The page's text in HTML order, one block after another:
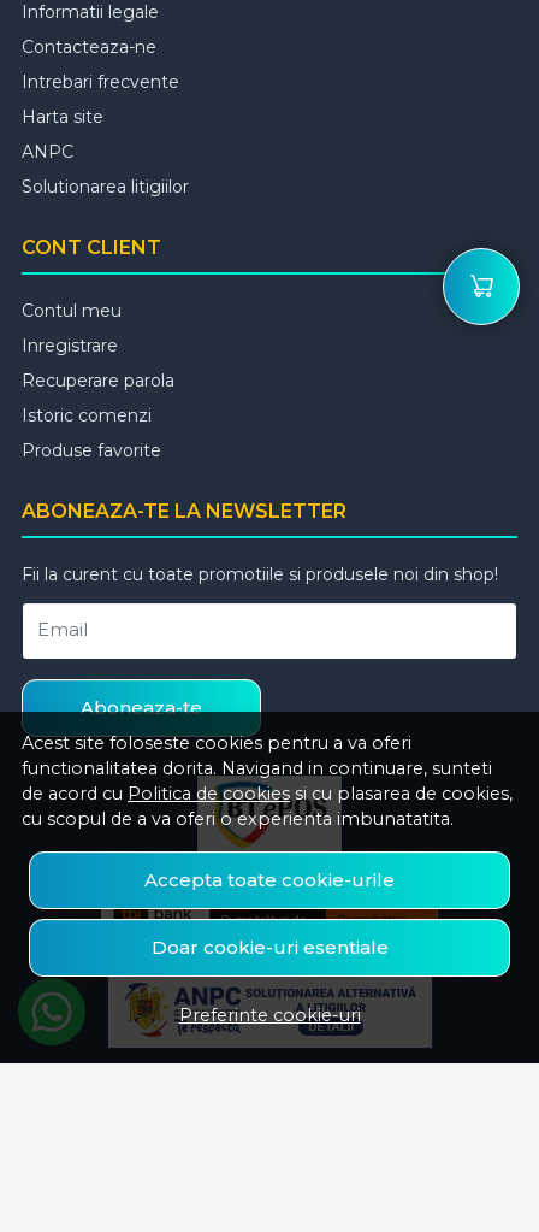
Acest site foloseste cookies pentru a va oferi
functionalitatea dorita. Navigand in continuare, sunteti
de acord cu Politica de cookies si cu plasarea de cookies,
cu scopul de a va oferi o experienta imbunatatita.
Accepta toate cookie-urile
Doar cookie-uri esentiale
Preferinte cookie-uri
Informatii legale
Contacteaza-ne
Intrebari frecvente
Harta site
ANPC
Solutionarea litigiilor
CONT CLIENT
Contul meu
Inregistrare
Recuperare parola
Istoric comenzi
Produse favorite
ABONEAZA-TE LA NEWSLETTER
Fii la curent cu toate promotiile si produsele noi din shop!
Email
Aboneaza-te